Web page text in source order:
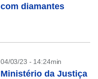
com diamantes
04/03/23 - 14:24min
Ministério da Justiça